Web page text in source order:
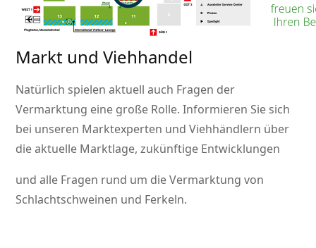
Markt und Viehhandel
Natürlich spielen aktuell auch Fragen der
Vermarktung eine große Rolle. Informieren Sie sich
bei unseren Marktexperten und Viehhändlern über
die aktuelle Marktlage, zukünftige Entwicklungen
und alle Fragen rund um die Vermarktung von
Schlachtschweinen und Ferkeln.